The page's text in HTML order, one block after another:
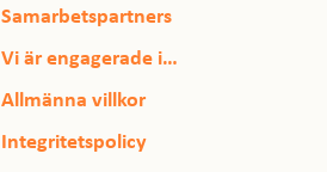
Samarbetspartners
Vi är engagerade i…
Allmänna villkor
Integritetspolicy